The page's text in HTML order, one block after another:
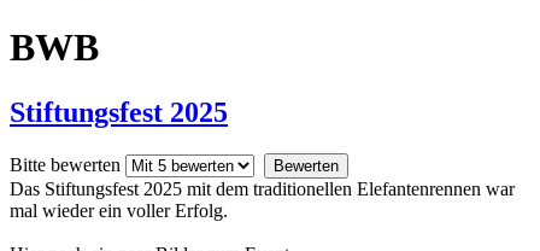
BWB
Stiftungsfest 2025
Bitte bewerten
Das Stiftungsfest 2025 mit dem traditionellen Elefantenrennen war
mal wieder ein voller Erfolg.